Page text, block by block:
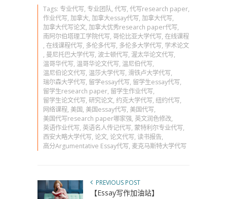
Tags: 专业代写, 专业团队, 代写, 代写research paper,
作业代写, 加拿大, 加拿大essay代写, 加拿大代写,
加拿大代写论文, 加拿大优秀research paper代写,
南阿尔伯塔理工学院代写, 哥伦比亚大学代写, 在线课程
, 在线课程代写, 多伦多代写, 多伦多大学代写, 学术论文
, 曼尼托巴大学代写, 波士顿代写, 渥太华论文代写,
温哥华代写, 温哥华论文代写, 温尼伯代写,
温尼伯论文代写, 温莎大学代写, 滑铁卢大学代写,
瑞尔森大学代写, 留学essay代写, 留学生essay代写,
留学生research paper, 留学生作业代写,
留学生论文代写, 研究论文, 约克大学代写, 纽约代写,
网络课程, 美国, 美国essay代写, 美国代写,
美国代写research paper哪家强, 英文润色修改,
英语作业代写, 英语名人传记代写, 蒙特利尔专业代写,
西安大略大学代写, 论文, 论文代写, 读书报告,
高分Argumentative Essay代写, 麦克马斯特大学代写
PREVIOUS POST
【Essay写作加油站】